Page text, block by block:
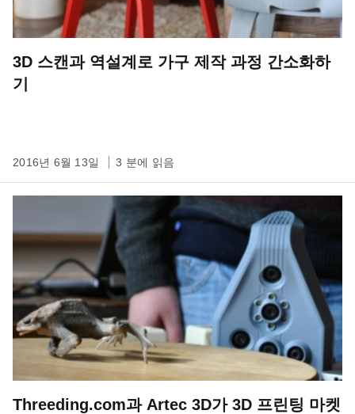
3D 스캔과 역설계로 가구 제작 과정 간소화하
기
2016년 6월 13일 3 분에 읽음
Threeding.com과 Artec 3D가 3D 프린팅 마켓